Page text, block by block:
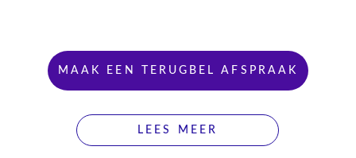
MAAK EEN TERUGBEL AFSPRAAK
LEES MEER